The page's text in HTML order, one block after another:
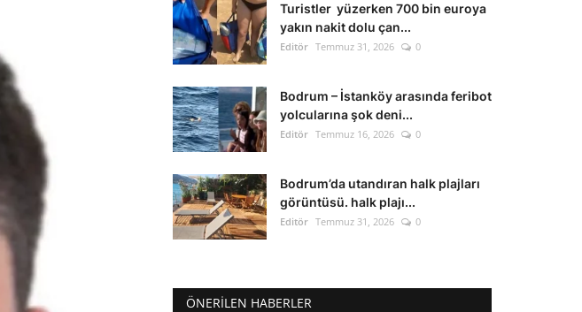
Turistler yüzerken 700 bin euroya
yakın nakit dolu çan...
Editör Temmuz 31, 2026 0
Bodrum – İstanköy arasında feribot
yolcularına şok deni...
Editör Temmuz 16, 2026 0
Bodrum’da utandıran halk plajları
görüntüsü. halk plajı...
Editör Temmuz 31, 2026 0
ÖNERILEN HABERLER